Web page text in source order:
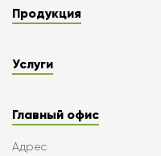
Продукция
Услуги
Главный офис
Адрес